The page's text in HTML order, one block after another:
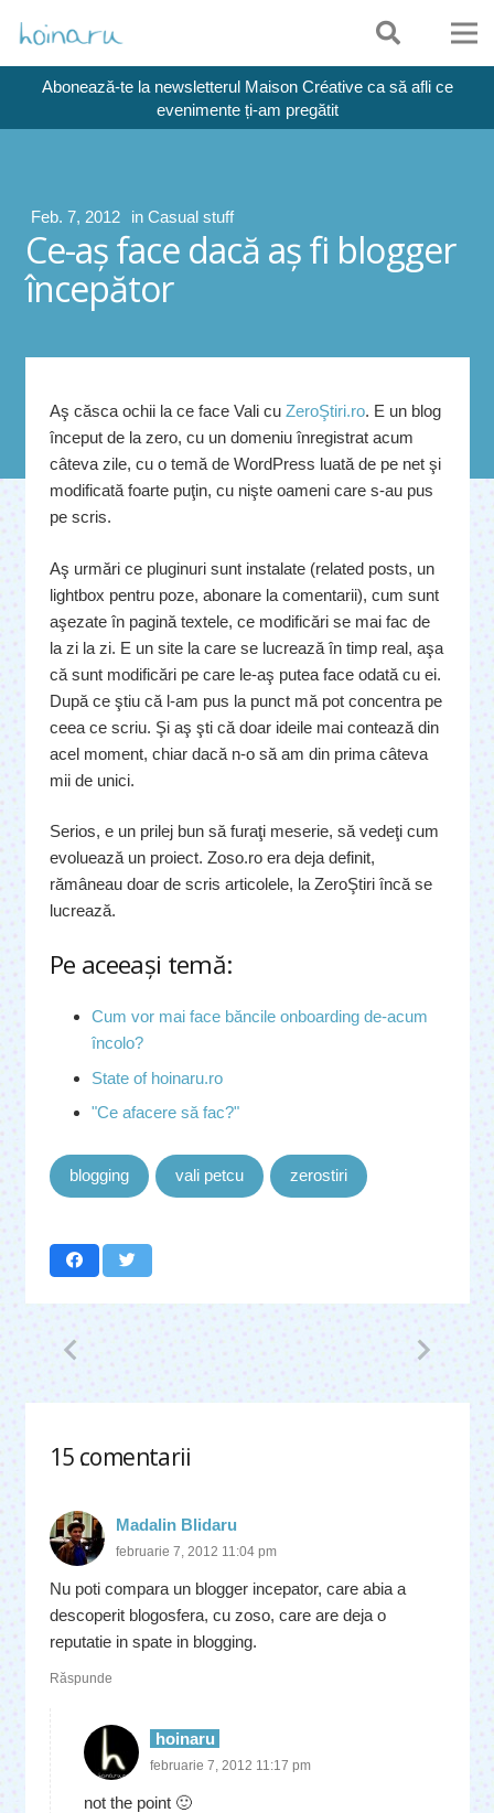
Abonează-te la newsletterul Maison Créative ca să afli ce
evenimente ți-am pregătit
Feb. 7, 2012 in Casual stuff
Ce-aş face dacă aş fi blogger
începător
Aş căsca ochii la ce face Vali cu ZeroŞtiri.ro. E un blog
început de la zero, cu un domeniu înregistrat acum
câteva zile, cu o temă de WordPress luată de pe net şi
modificată foarte puţin, cu nişte oameni care s-au pus
pe scris.
Aş urmări ce pluginuri sunt instalate (related posts, un
lightbox pentru poze, abonare la comentarii), cum sunt
aşezate în pagină textele, ce modificări se mai fac de
la zi la zi. E un site la care se lucrează în timp real, aşa
că sunt modificări pe care le-aş putea face odată cu ei.
După ce ştiu că l-am pus la punct mă pot concentra pe
ceea ce scriu. Şi aş şti că doar ideile mai contează din
acel moment, chiar dacă n-o să am din prima câteva
mii de unici.
Serios, e un prilej bun să furaţi meserie, să vedeţi cum
evoluează un proiect. Zoso.ro era deja definit,
rămâneau doar de scris articolele, la ZeroŞtiri încă se
lucrează.
Pe aceeaşi temă:
Cum vor mai face băncile onboarding de-acum
încolo?
State of hoinaru.ro
"Ce afacere să fac?"
blogging vali petcu zerostiri
15 comentarii
.
Madalin Blidaru
februarie 7, 2012 11:04 pm
Nu poti compara un blogger incepator, care abia a
descoperit blogosfera, cu zoso, care are deja o
reputatie in spate in blogging.
Răspunde
hoinaru
februarie 7, 2012 11:17 pm
not the point 🙂